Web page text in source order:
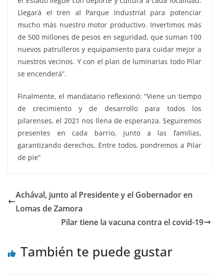
Llegará el tren al Parque Industrial para potenciar
mucho más nuestro motor productivo. Invertimos más
de 500 millones de pesos en seguridad, que suman 100
nuevos patrulleros y equipamiento para cuidar mejor a
nuestros vecinos. Y con el plan de luminarias todo Pilar
se encenderá”.
Finalmente, el mandatario reflexionó: “Viene un tiempo
de crecimiento y de desarrollo para todos los
pilarenses, el 2021 nos llena de esperanza. Seguiremos
presentes en cada barrio, junto a las familias,
garantizando derechos. Entre todos, pondremos a Pilar
de pie”
Achával, junto al Presidente y el Gobernador en
Lomas de Zamora
Pilar tiene la vacuna contra el covid-19
También te puede gustar